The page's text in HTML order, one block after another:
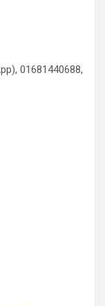
01681440688,